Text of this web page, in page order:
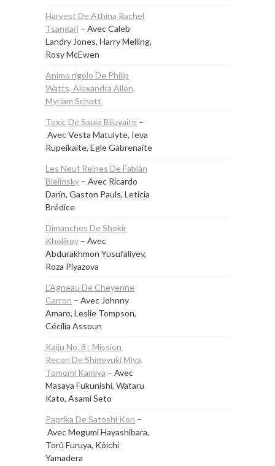
Harvest De Athina Rachel
Tsangari – Avec Caleb
Landry Jones, Harry Melling,
Rosy McEwen
Animo rigolo De Philip
Watts, Alexandra Allen,
Myriam Schott
Toxic De Saulė Bliuvaitė –
Avec Vesta Matulyte, Ieva
Rupeikaite, Egle Gabrenaite
Les Neuf Reines De Fabián
Bielinsky – Avec Ricardo
Darín, Gaston Pauls, Leticia
Brédice
Dimanches De Shokir
Kholikov – Avec
Abdurakhmon Yusufaliyev,
Roza Piyazova
L’Agneau De Cheyenne
Carron – Avec Johnny
Amaro, Leslie Tompson,
Cécilia Assoun
Kaiju No. 8 : Mission
Recon De Shigeyuki Miya,
Tomomi Kamiya – Avec
Masaya Fukunishi, Wataru
Kato, Asami Seto
Paprika De Satoshi Kon –
Avec Megumi Hayashibara,
Torû Furuya, Kôichi
Yamadera